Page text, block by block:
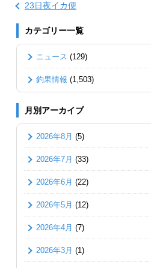
23日夜イカ便
カテゴリー一覧
ニュース (129)
釣果情報 (1,503)
月別アーカイブ
2026年8月 (5)
2026年7月 (33)
2026年6月 (22)
2026年5月 (12)
2026年4月 (7)
2026年3月 (1)